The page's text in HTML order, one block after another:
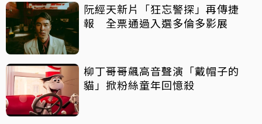
阮經天新片「狂忘警探」再傳捷
報 全票通過入選多倫多影展
柳丁哥哥飆高音聲演「戴帽子的
貓」掀粉絲童年回憶殺